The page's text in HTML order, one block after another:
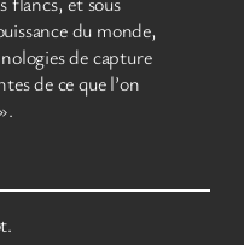
du monde,
de capture
de ce que l’on